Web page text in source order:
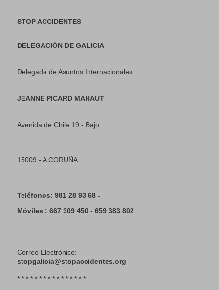
STOP ACCIDENTES
DELEGACIÓN DE GALICIA
Delegada de Asuntos Internacionales
JEANNE PICARD MAHAUT
Avenida de Chile 19 - Bajo
15009 - A CORUÑA
Teléfonos: 981 28 93 68 -
Móviles : 667 309 450 - 659 383 802
Correo Electrónico:
stopgalicia@stopaccidentes.org
* * * * * * * * * * * * * * * *